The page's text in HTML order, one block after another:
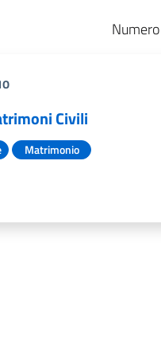
Civili
Matrimonio